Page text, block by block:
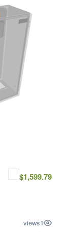
$1,599.79
1
views